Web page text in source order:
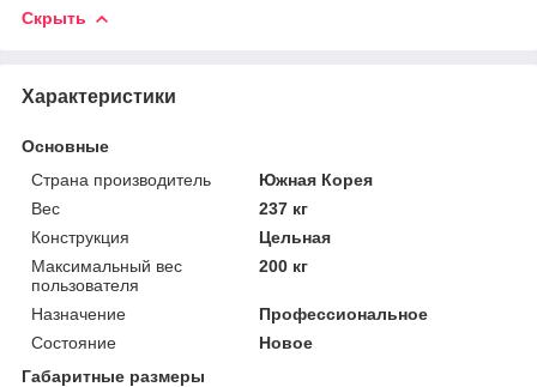
Скрыть
Характеристики
Основные
Страна производитель
Южная Корея
Вес
237 кг
Конструкция
Цельная
Максимальный вес
пользователя
200 кг
Назначение
Профессиональное
Состояние
Новое
Габаритные размеры